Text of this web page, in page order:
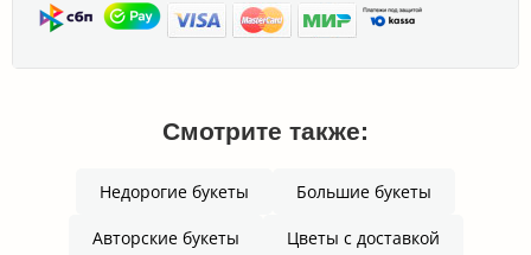
Смотрите также:
Недорогие букеты Большие букеты
Авторские букеты Цветы с доставкой